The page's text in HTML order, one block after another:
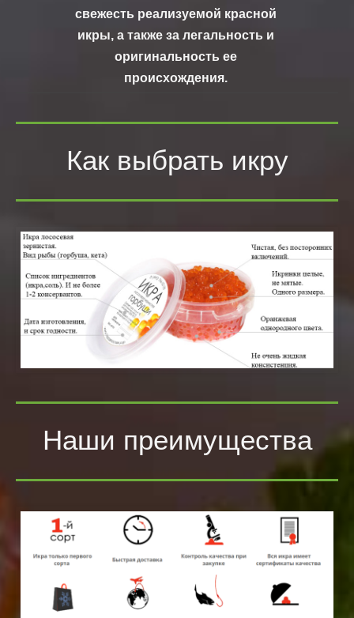
свежесть реализуемой красной
икры, а также за легальность и
оригинальность ее
происхождения.
Как выбрать икру
Наши преимущества